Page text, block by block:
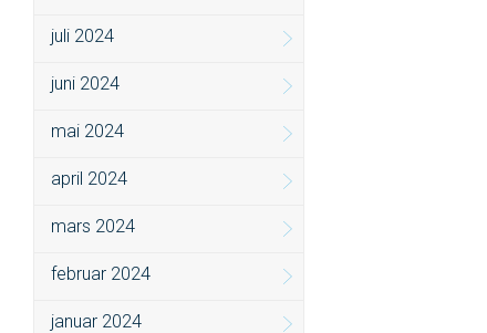
juli 2024
juni 2024
mai 2024
april 2024
mars 2024
februar 2024
januar 2024